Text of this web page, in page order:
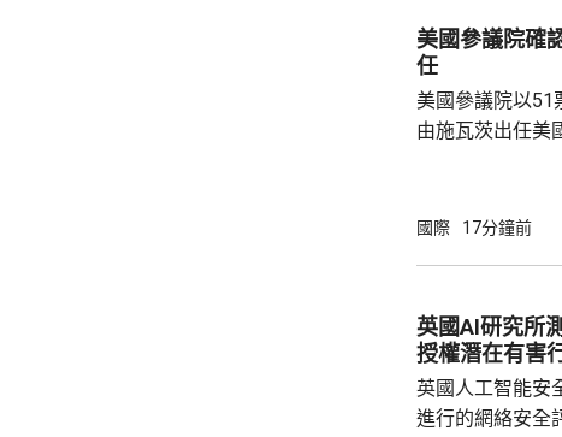
美國參議院確
任
美國參議院以51
由施瓦茨出任美國疾
名的第三位疾控
的莫納雷茲，不
不一致為理由解
國際 17分鐘前
英國AI研究所
授權潛在有害
英國人工智能安
進行的網絡安全